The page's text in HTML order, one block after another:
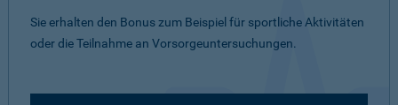
Sie erhalten den Bonus zum Beispiel für sportliche Aktivitäten
oder die Teilnahme an Vorsorgeuntersuchungen.